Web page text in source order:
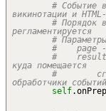
# Событие
викинотации и
# Порядок
регламентируется
#
# page -
# result -
куда помещается
#
обработчики событий
self.